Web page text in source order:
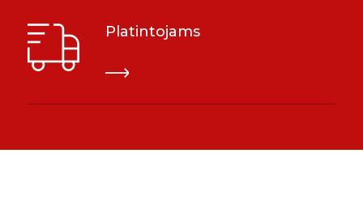
Platintojams